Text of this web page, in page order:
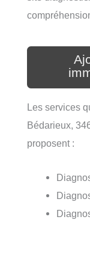
Les services
Bédarieux,
proposent :